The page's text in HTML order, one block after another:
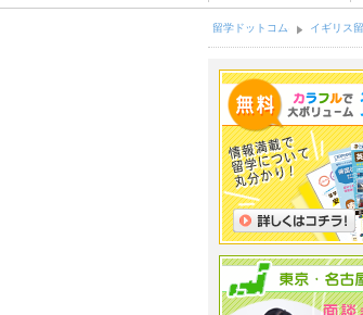
ホーム
留学ドットコム イギリス